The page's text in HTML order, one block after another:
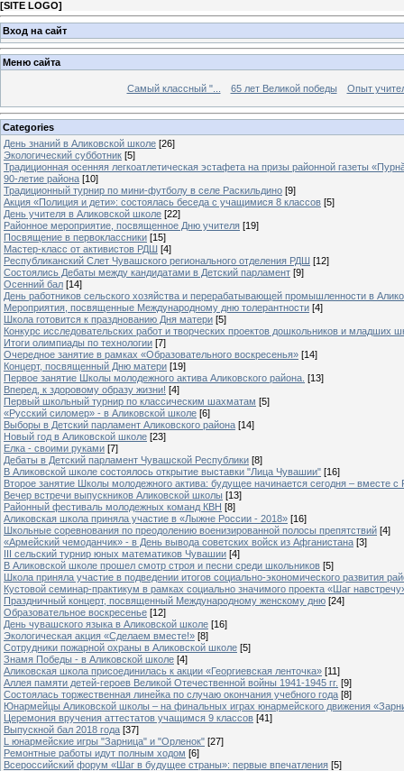
[SITE LOGO]
Вход на сайт
Меню сайта
Самый классный "... 65 лет Великой победы Опыт
Categories
День знаний в Аликовской школе [26]
Экологический субботник [5]
Традиционная осенняя легкоатлетическая эстафета на призы районной газеты
90-летие района [10]
Традиционный турнир по мини-футболу в селе Раскильдино [9]
Акция «Полиция и дети»: состоялась беседа с учащимися 8 классов [5]
День учителя в Аликовской школе [22]
Районное мероприятие, посвященное Дню учителя [19]
Посвящение в первоклассники [15]
Мастер-класс от активистов РДШ [4]
Республиканский Слет Чувашского регионального отделения РДШ [12]
Состоялись Дебаты между кандидатами в Детский парламент [9]
Осенний бал [14]
День работников сельского хозяйства и перерабатывающей промышленности в
Мероприятия, посвященные Международному дню толерантности [4]
Школа готовится к празднованию Дня матери [5]
Конкурс исследовательских работ и творческих проектов дошкольников и младших
Итоги олимпиады по технологии [7]
Очередное занятие в рамках «Образовательного воскресенья» [14]
Концерт, посвященный Дню матери [19]
Первое занятие Школы молодежного актива Аликовского района. [13]
Вперед, к здоровому образу жизни! [4]
Первый школьный турнир по классическим шахматам [5]
«Русский силомер» - в Аликовской школе [6]
Выборы в Детский парламент Аликовского района [14]
Новый год в Аликовской школе [23]
Елка - своими руками [7]
Дебаты в Детский парламент Чувашской Республики [8]
В Аликовской школе состоялось открытие выставки "Лица Чувашии" [16]
Второе занятие Школы молодежного актива: будущее начинается сегодня – вместе
Вечер встречи выпускников Аликовской школы [13]
Районный фестиваль молодежных команд КВН [8]
Аликовская школа приняла участие в «Лыжне России - 2018» [16]
Школьные соревнования по преодолению военизированной полосы препятствий [4]
«Армейский чемоданчик» - в День вывода советских войск из Афганистана [3]
III сельский турнир юных математиков Чувашии [4]
В Аликовской школе прошел смотр строя и песни среди школьников [5]
Школа приняла участие в подведении итогов социально-экономического развития
Кустовой семинар-практикум в рамках социально значимого проекта «Шаг
Праздничный концерт, посвященный Международному женскому дню [24]
Образовательное воскресенье [12]
День чувашского языка в Аликовской школе [16]
Экологическая акция «Сделаем вместе!» [8]
Сотрудники пожарной охраны в Аликовской школе [5]
Знамя Победы - в Аликовской школе [4]
Аликовская школа присоединилась к акции «Георгиевская ленточка» [11]
Аллея памяти детей-героев Великой Отечественной войны 1941-1945 гг. [9]
Cостоялась торжественная линейка по случаю окончания учебного года [8]
Юнармейцы Аликовской школы – на финальных играх юнармейского движения
Церемония вручения аттестатов учащимся 9 классов [41]
Выпускной бал 2018 года [37]
L юнармейские игры "Зарница" и "Орленок" [27]
Ремонтные работы идут полным ходом [6]
Всероссийский форум «Шаг в будущее страны»: первые впечатления [5]